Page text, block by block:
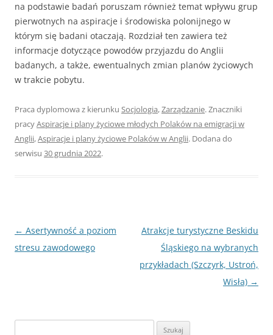
na podstawie badań poruszam również temat wpływu grup
pierwotnych na aspiracje i środowiska polonijnego w
którym się badani otaczają. Rozdział ten zawiera też
informacje dotyczące powodów przyjazdu do Anglii
badanych, a także, ewentualnych zmian planów życiowych
w trakcie pobytu.
Praca dyplomowa z kierunku Socjologia,Zarządzanie. Znaczniki
pracyAspiracje i plany życiowe młodych Polaków na emigracji w
Anglii,Aspiracje i plany życiowe Polaków w Anglii. Dodana do
serwisu 30 grudnia 2022.
Nawigacja
wpisu
← Asertywność a poziom
stresu zawodowego
Atrakcje turystyczne Beskidu
Śląskiego na wybranych
przykładach (Szczyrk, Ustroń,
Wisła) →